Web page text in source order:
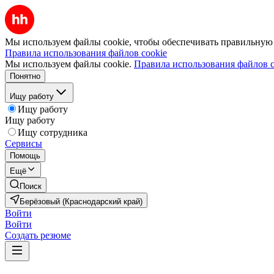
Мы используем файлы cookie, чтобы обеспечивать правильную
Правила использования файлов cookie
Мы используем файлы cookie. Правила использования файлов
Понятно
Ищу работу
Ищу работу
Ищу работу
Ищу сотрудника
Сервисы
Помощь
Ещё
Поиск
Берёзовый (Краснодарский край)
Войти
Войти
Создать резюме